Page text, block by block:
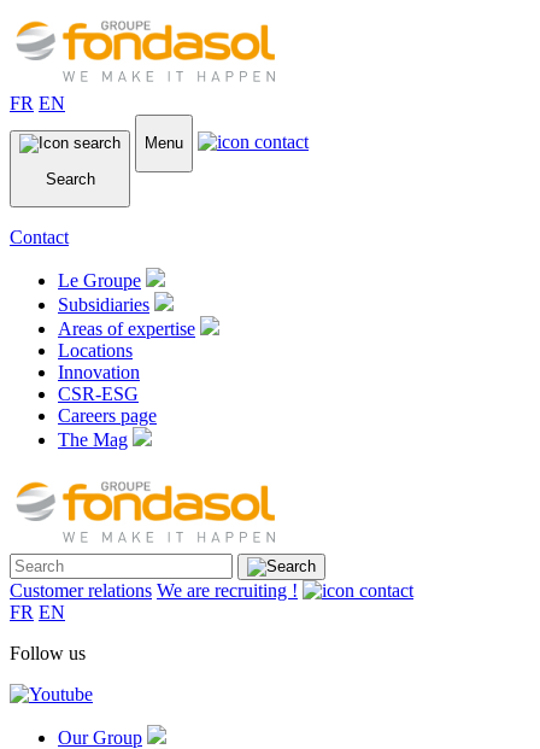
FR EN
Search
Menu
Contact
Le Groupe
Subsidiaries
Areas of expertise
Locations
Innovation
CSR-ESG
Careers page
The Mag
Customer relations We are recruiting !
FR EN
Follow us
Our Group